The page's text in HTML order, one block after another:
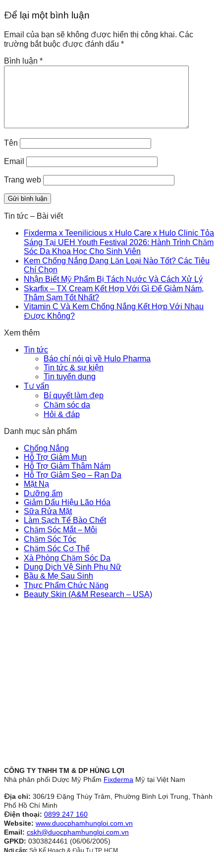
Để lại một bình luận
Email của bạn sẽ không được hiển thị công khai. Các
trường bắt buộc được đánh dấu *
Bình luận *
Tên
Email
Trang web
Tin tức – Bài viết
Fixderma x Teenilicious x Hulo Care x Hulo Clinic Tỏa
Sáng Tại UEH Youth Festival 2026: Hành Trình Chăm
Sóc Da Khoa Học Cho Sinh Viên
Kem Chống Nắng Dạng Lăn Loại Nào Tốt? Các Tiêu
Chí Chọn
Nhận Biết Mỹ Phẩm Bị Tách Nước Và Cách Xử Lý
Skarfix – TX Cream Kết Hợp Với Gì Để Giảm Nám,
Thâm Sạm Tốt Nhất?
Vitamin C Và Kem Chống Nắng Kết Hợp Với Nhau
Được Không?
Xem thêm
Tin tức
Báo chí nói gì về Hulo Pharma
Tin tức & sự kiện
Tin tuyển dụng
Tư vấn
Bí quyết làm đẹp
Chăm sóc da
Hỏi & đáp
Danh mục sản phẩm
Chống Nắng
Hỗ Trợ Giảm Mụn
Hỗ Trợ Giảm Thâm Nám
Hỗ Trợ Giảm Sẹo – Rạn Da
Mặt Nạ
Dưỡng ẩm
Giảm Dấu Hiệu Lão Hóa
Sữa Rửa Mặt
Làm Sạch Tế Bào Chết
Chăm Sóc Mắt – Môi
Chăm Sóc Tóc
Chăm Sóc Cơ Thể
Xà Phòng Chăm Sóc Da
Dung Dịch Vệ Sinh Phụ Nữ
Bầu & Mẹ Sau Sinh
Thực Phẩm Chức Năng
Beauty Skin (A&M Research – USA)
CÔNG TY TNHH TM & DP HÙNG LỢI
Nhà phân phối Dược Mỹ Phẩm Fixderma Mỹ tại Việt Nam
Địa chỉ: 306/19 Đặng Thùy Trâm, Phường Bình Lợi Trung, Thành
Phố Hồ Chí Minh
Điện thoại: 0899 247 160
Website: www.duocphamhungloi.com.vn
Email: cskh@duocphamhungloi.com.vn
GPKD: 0303824461 (06/06/2005)